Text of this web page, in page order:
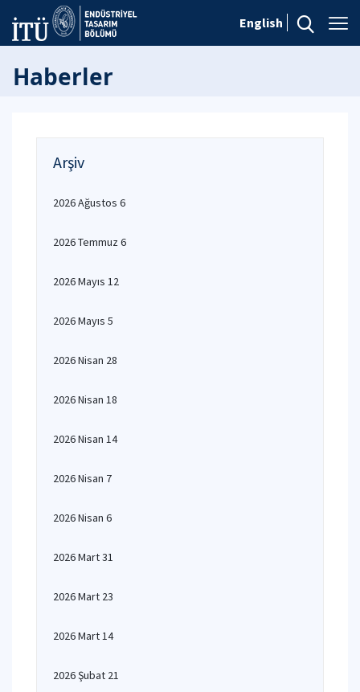
English
Haberler
Arşiv
2026 Ağustos 6
2026 Temmuz 6
2026 Mayıs 12
2026 Mayıs 5
2026 Nisan 28
2026 Nisan 18
2026 Nisan 14
2026 Nisan 7
2026 Nisan 6
2026 Mart 31
2026 Mart 23
2026 Mart 14
2026 Şubat 21